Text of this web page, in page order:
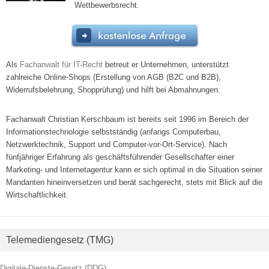
Wettbewerbsrecht.
Als Fachanwalt für IT-Recht betreut er Unternehmen, unterstützt
zahlreiche Online-Shops (Erstellung von AGB (B2C und B2B),
Widerrufsbelehrung, Shopprüfung) und hilft bei Abmahnungen.
Fachanwalt Christian Kerschbaum ist bereits seit 1996 im Bereich der
Informationstechnologie selbstständig (anfangs Computerbau,
Netzwerktechnik, Support und Computer-vor-Ort-Service). Nach
fünfjähriger Erfahrung als geschäftsführender Gesellschafter einer
Marketing- und Internetagentur kann er sich optimal in die Situation seiner
Mandanten hineinversetzen und berät sachgerecht, stets mit Blick auf die
Wirtschaftlichkeit.
Telemediengesetz (TMG)